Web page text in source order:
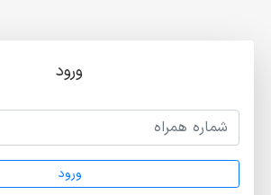
ورود
ورود